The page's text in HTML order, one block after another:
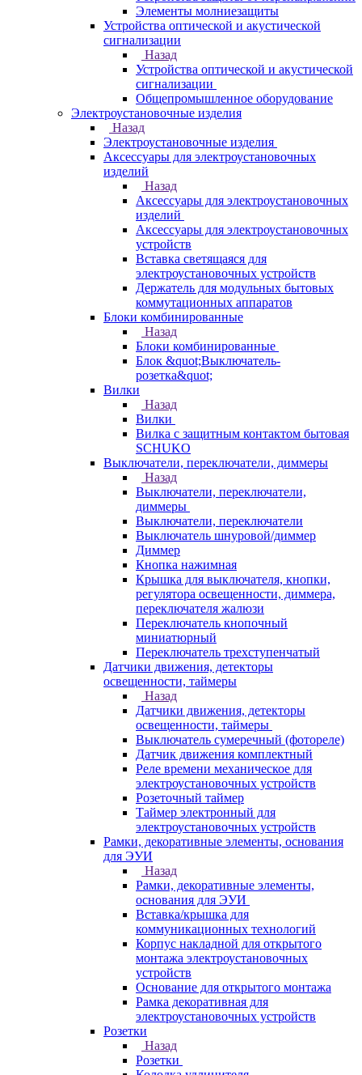
Элементы молниезащиты
Устройства оптической и акустической
сигнализации
Назад
Устройства оптической и акустической
сигнализации
Общепромышленное оборудование
Электроустановочные изделия
Назад
Электроустановочные изделия
Аксессуары для электроустановочных
изделий
Назад
Аксессуары для электроустановочных
изделий
Аксессуары для электроустановочных
устройств
Вставка светящаяся для
электроустановочных устройств
Держатель для модульных бытовых
коммутационных аппаратов
Блоки комбинированные
Назад
Блоки комбинированные
Блок &quot;Выключатель-
розетка&quot;
Вилки
Назад
Вилки
Вилка с защитным контактом бытовая
SCHUKO
Выключатели, переключатели, диммеры
Назад
Выключатели, переключатели,
диммеры
Выключатели, переключатели
Выключатель шнуровой/диммер
Диммер
Кнопка нажимная
Крышка для выключателя, кнопки,
регулятора освещенности, диммера,
переключателя жалюзи
Переключатель кнопочный
миниатюрный
Переключатель трехступенчатый
Датчики движения, детекторы
освещенности, таймеры
Назад
Датчики движения, детекторы
освещенности, таймеры
Выключатель сумеречный (фотореле)
Датчик движения комплектный
Реле времени механическое для
электроустановочных устройств
Розеточный таймер
Таймер электронный для
электроустановочных устройств
Рамки, декоративные элементы, основания
для ЭУИ
Назад
Рамки, декоративные элементы,
основания для ЭУИ
Вставка/крышка для
коммуникационных технологий
Корпус накладной для открытого
монтажа электроустановочных
устройств
Основание для открытого монтажа
Рамка декоративная для
электроустановочных устройств
Розетки
Назад
Розетки